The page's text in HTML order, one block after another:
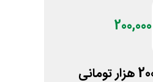
200,000
کد تخفیف 200 هزار تومانی